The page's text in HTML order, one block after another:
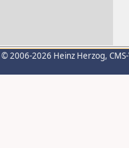
© 2006-2026 Heinz Herzog,